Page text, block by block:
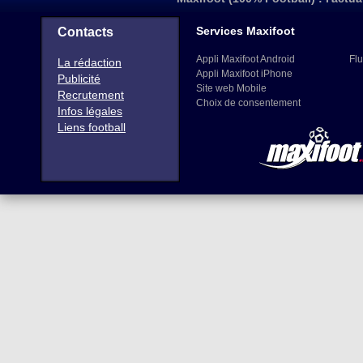
Contacts
La rédaction
Publicité
Recrutement
Infos légales
Liens football
Services Maxifoot
Appli Maxifoot Android
Appli Maxifoot iPhone
Site web Mobile
Choix de consentement